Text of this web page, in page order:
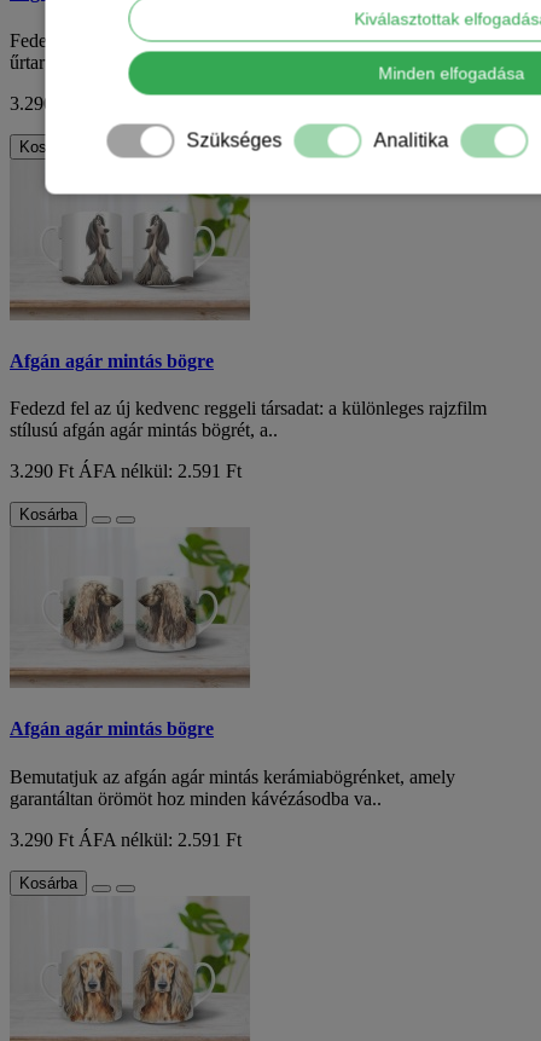
Fedezd fel ezt az egyedülálló, csak nálunk kapható 330 ml
űrtartalmú bögrét, amely tökéletes választ..
3.290 Ft
Kosárba
Afgán agár mintás bögre
Fedezd fel az új kedvenc reggeli társadat: a különleges rajzfilm
stílusú afgán agár mintás bögrét, a..
3.290 Ft ÁFA nélkül: 2.591 Ft
Kosárba
Afgán agár mintás bögre
Bemutatjuk az afgán agár mintás kerámiabögrénket, amely
garantáltan örömöt hoz minden kávézásodba va..
3.290 Ft ÁFA nélkül: 2.591 Ft
Kosárba
Kiválasztottak
Minden elfogadása
Szükséges Analitika